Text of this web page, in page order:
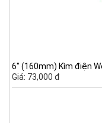
6" (160mm) Kìm điện
Giá: 73,000 đ